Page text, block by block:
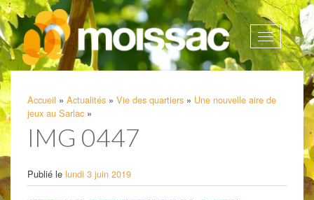
Afficher
la
Accueil » Actualités » Vie des quartiers » Une nouvelle aire de
jeux au Sarlac »
IMG 0447
Publié le lundi 3 juin 2019